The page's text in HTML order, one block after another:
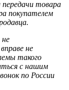
товара
покупателем
не
не
такого
с нашим
по России